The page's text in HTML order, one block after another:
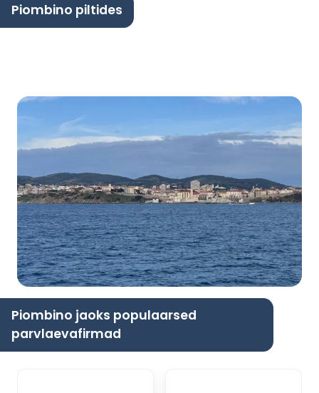
Piombino piltides
Piombino jaoks populaarsed
parvlaevafirmad